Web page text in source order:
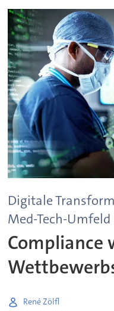
Digitale
Med-Tech-Umfeld
Compliance
René Zölfl